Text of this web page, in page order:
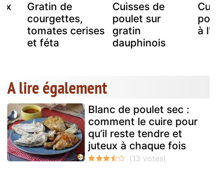
Gratin de
courgettes,
tomates cerises
et féta
Cuisses de
poulet sur
gratin
dauphinois
à
A lire également
Blanc de poulet sec :
comment le cuire pour
qu’il reste tendre et
juteux à chaque fois